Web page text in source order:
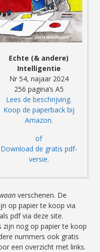
Echte (& andere)
Intelligentie
Nr 54, najaar 2024
256 pagina’s A5
Lees de beschrijving.
Koop de paperback bij
Amazon.
of
Download de gratis pdf-
versie.
verschenen. De
op papier te koop via
pdf via deze site.
zijn nog op papier te koop
nummers ook gratis
een overzicht met links.